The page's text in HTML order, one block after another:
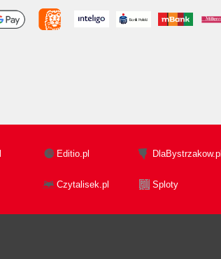
Editio.pl DlaBystrzakow.pl
Czytalisek.pl Sploty